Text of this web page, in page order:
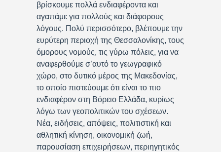
βρίσκουμε πολλά ενδιαφέροντα και
αγαπάμε για πολλούς και διάφορους
λόγους. Πολύ περισσότερο, βλέπουμε την
ευρύτερη περιοχή της Θεσσαλονίκης, τους
όμορους νομούς, τις γύρω πόλεις, για να
αναφερθούμε σ’αυτό το γεωγραφικό
χώρο, στο δυτικό μέρος της Μακεδονίας,
το οποίο πιστεύουμε ότι είναι το πιο
ενδιαφέρον στη Βόρειο Ελλάδα, κυρίως
λόγω των γεοπολιτικών του σχέσεων.
Νέα, ειδήσεις, απόψεις, πολιτιστική και
αθλητική κίνηση, οικονομική ζωή,
παρουσίαση επιχειρήσεων, περιηγητικός